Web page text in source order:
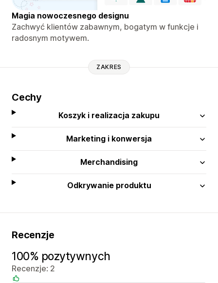
Magia nowoczesnego designu
Zachwyć klientów zabawnym, bogatym w funkcje i
radosnym motywem.
ZAKRES
Cechy
Koszyk i realizacja zakupu
Marketing i konwersja
Merchandising
Odkrywanie produktu
Recenzje
100% pozytywnych
Recenzje: 2